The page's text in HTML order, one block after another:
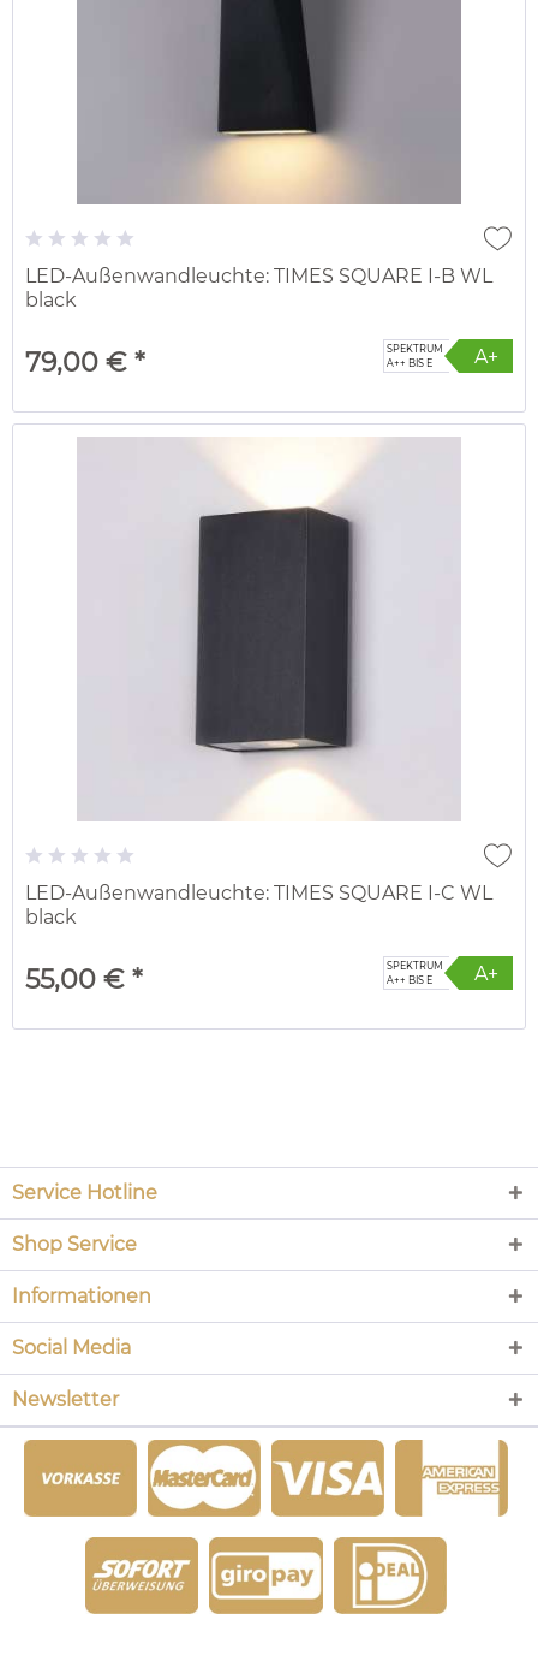
LED-Außenwandleuchte: TIMES SQUARE I-B WL
black
A+
SPEKTRUM
A++ BIS E
79,00 € *
LED-Außenwandleuchte: TIMES SQUARE I-C WL
black
A+
SPEKTRUM
A++ BIS E
55,00 € *
Service Hotline
Shop Service
Informationen
Social Media
Newsletter